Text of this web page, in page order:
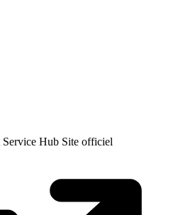
Hub Site officiel